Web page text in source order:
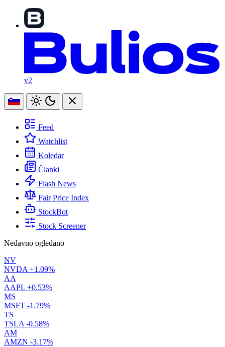
v2
Feed
Watchlist
Koledar
Članki
Flash News
Fair Price Index
StockBot
Stock Screener
Nedavno ogledano
NV
NVDA +1.09%
AA
AAPL +0.53%
MS
MSFT -1.79%
TS
TSLA -0.58%
AM
AMZN -3.17%